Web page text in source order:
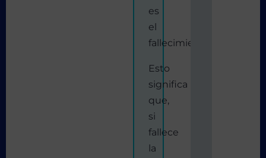
es
el
fallecimiento.
Esto
significa
que,
si
fallece
la